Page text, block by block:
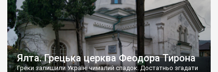
Ялта. Грецька церква Феодора Тирона
Греки залишили Україні чималий спадок. Достатньо згадати